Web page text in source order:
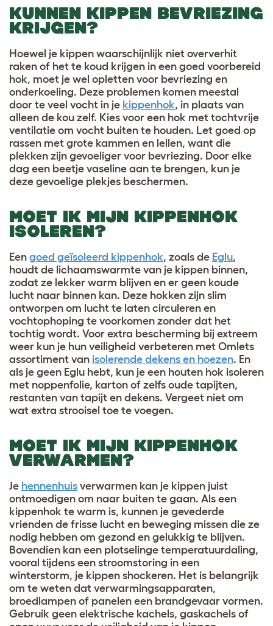
KUNNEN KIPPEN BEVRIEZING
KRIJGEN?
Hoewel je kippen waarschijnlijk niet oververhit
raken of het te koud krijgen in een goed voorbereid
hok, moet je wel opletten voor bevriezing en
onderkoeling. Deze problemen komen meestal
door te veel vocht in je kippenhok, in plaats van
alleen de kou zelf. Kies voor een hok met tochtvrije
ventilatie om vocht buiten te houden. Let goed op
rassen met grote kammen en lellen, want die
plekken zijn gevoeliger voor bevriezing. Door elke
dag een beetje vaseline aan te brengen, kun je
deze gevoelige plekjes beschermen.
MOET IK MIJN KIPPENHOK
ISOLEREN?
Een goed geïsoleerd kippenhok, zoals de Eglu,
houdt de lichaamswarmte van je kippen binnen,
zodat ze lekker warm blijven en er geen koude
lucht naar binnen kan. Deze hokken zijn slim
ontworpen om lucht te laten circuleren en
vochtophoping te voorkomen zonder dat het
tochtig wordt. Voor extra bescherming bij extreem
weer kun je hun veiligheid verbeteren met Omlets
assortiment van isolerende dekens en hoezen. En
als je geen Eglu hebt, kun je een houten hok isoleren
met noppenfolie, karton of zelfs oude tapijten,
restanten van tapijt en dekens. Vergeet niet om
wat extra strooisel toe te voegen.
MOET IK MIJN KIPPENHOK
VERWARMEN?
Je hennenhuis verwarmen kan je kippen juist
ontmoedigen om naar buiten te gaan. Als een
kippenhok te warm is, kunnen je gevederde
vrienden de frisse lucht en beweging missen die ze
nodig hebben om gezond en gelukkig te blijven.
Bovendien kan een plotselinge temperatuurdaling,
vooral tijdens een stroomstoring in een
winterstorm, je kippen shockeren. Het is belangrijk
om te weten dat verwarmingsapparaten,
broedlampen of panelen een brandgevaar vormen.
Gebruik geen elektrische kachels, gaskachels of